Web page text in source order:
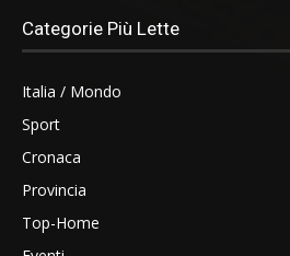
Categorie Più Lette
Italia / Mondo
Sport
Cronaca
Provincia
Top-Home